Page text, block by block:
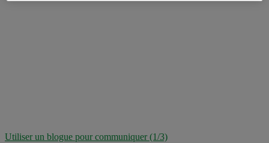
Utiliser un blogue pour communiquer (1/3)